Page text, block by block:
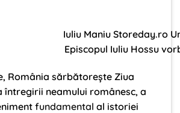
Episcopul Iuliu Hossu
România sărbătoreşte Ziua
întregirii neamului românesc, a
fundamental al istoriei